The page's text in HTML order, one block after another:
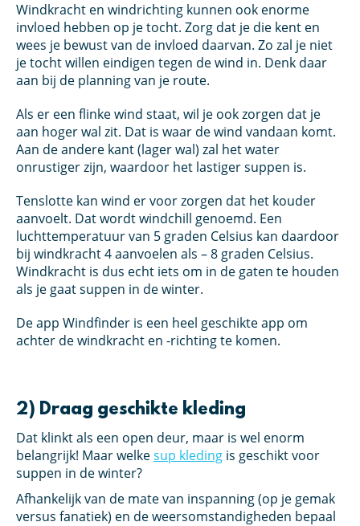
Windkracht en windrichting kunnen ook enorme
invloed hebben op je tocht. Zorg dat je die kent en
wees je bewust van de invloed daarvan. Zo zal je niet
je tocht willen eindigen tegen de wind in. Denk daar
aan bij de planning van je route.
Als er een flinke wind staat, wil je ook zorgen dat je
aan hoger wal zit. Dat is waar de wind vandaan komt.
Aan de andere kant (lager wal) zal het water
onrustiger zijn, waardoor het lastiger suppen is.
Tenslotte kan wind er voor zorgen dat het kouder
aanvoelt. Dat wordt windchill genoemd. Een
luchttemperatuur van 5 graden Celsius kan daardoor
bij windkracht 4 aanvoelen als – 8 graden Celsius.
Windkracht is dus echt iets om in de gaten te houden
als je gaat suppen in de winter.
De app Windfinder is een heel geschikte app om
achter de windkracht en -richting te komen.
2) Draag geschikte kleding
Dat klinkt als een open deur, maar is wel enorm
belangrijk! Maar welkesup kleding is geschikt voor
suppen in de winter?
Afhankelijk van de mate van inspanning (op je gemak
versus fanatiek) en de weersomstandigheden bepaal